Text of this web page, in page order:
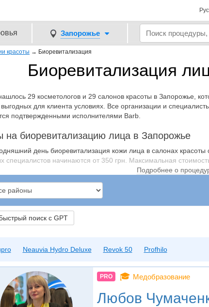
Запорожье
красоты → Биоревитализация
Биоревитализация
29 косметологов и 29 салонов красоты в Запорожье,
для клиента условиях. Все организации и
подтвержденными исполнителями Barb.
на биоревитализацию лица в Запорожье
день биоревитализация кожи лица в салонах
специалистов начинаются от 350 грн. Максимальная
Подробнее о
поиск с GPT
Neauvia Hydro Deluxe Revok 50 Profhilo
PRO 🎓 Медобразование
Любов